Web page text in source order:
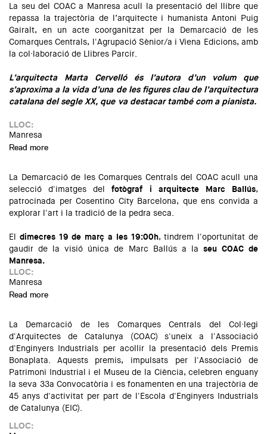
La seu del COAC a Manresa acull la presentació del llibre que
repassa la trajectòria de l’arquitecte i humanista Antoni Puig
Gairalt, en un acte coorganitzat per la Demarcació de les
Comarques Centrals, l'Agrupació Sènior/a i Viena Edicions, amb
la col·laboració de Llibres Parcir.
L’arquitecta Marta Cervelló és l’autora d’un volum que
s’aproxima a la vida d’una de les figures clau de l’arquitectura
catalana del segle XX, que va destacar també com a pianista.
LLOC:
Manresa
Read more
La Demarcació de les Comarques Centrals del COAC acull una
selecció d'imatges delfotògraf i arquitecte Marc Ballús,
patrocinada per Cosentino City Barcelona, que ens convida a
explorar l'art i la tradició de la pedra seca.
El dimecres 19 de març a les 19:00h, tindrem l'oportunitat de
gaudir de la visió única de Marc Ballús a la seu COAC de
Manresa.
LLOC:
Manresa
Read more
La Demarcació de les Comarques Centrals del Col·legi
d'Arquitectes de Catalunya (COAC) s'uneix a l'Associació
d'Enginyers Industrials per acollir la presentació dels Premis
Bonaplata. Aquests premis, impulsats per l'Associació de
Patrimoni Industrial i el Museu de la Ciència, celebren enguany
la seva 33a Convocatòria i es fonamenten en una trajectòria de
45 anys d'activitat per part de l'Escola d'Enginyers Industrials
de Catalunya (EIC).
LLOC: